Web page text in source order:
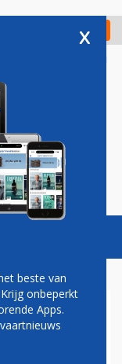
Check in
Vacatures
x
beste van
onbeperkt
Apps.